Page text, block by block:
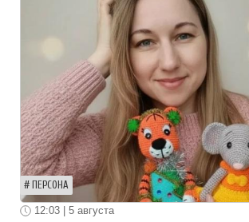
ПЕРСОНА
12:03 | 5 августа